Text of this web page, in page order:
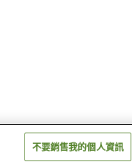
不要銷售我的個人資訊